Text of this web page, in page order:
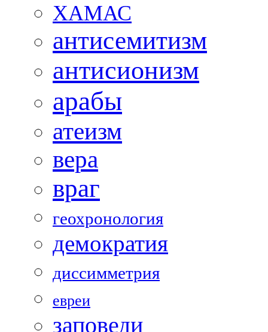
ХАМАС
антисемитизм
антисионизм
арабы
атеизм
вера
враг
геохронология
демократия
диссимметрия
евреи
заповеди